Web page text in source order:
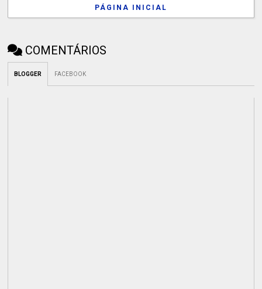
PÁGINA INICIAL
COMENTÁRIOS
BLOGGER FACEBOOK